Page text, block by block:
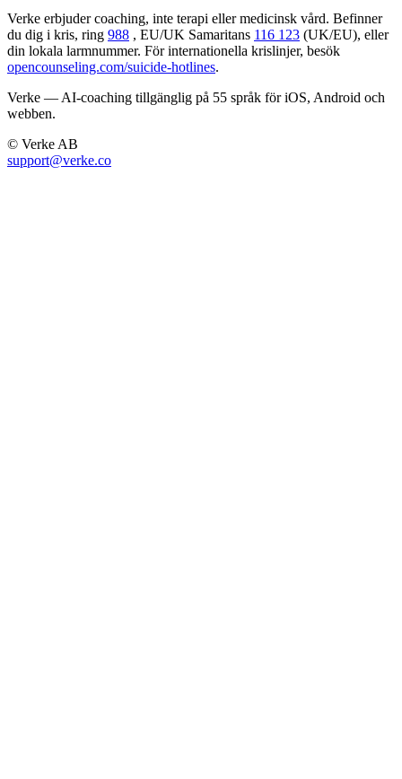
Verke erbjuder coaching, inte terapi eller medicinsk vård. Befinner
du dig i kris, ring 988 , EU/UK Samaritans 116 123 (UK/EU), eller
din lokala larmnummer. För internationella krislinjer, besök
opencounseling.com/suicide-hotlines.
Verke — AI-coaching tillgänglig på 55 språk för iOS, Android och
webben.
© Verke AB
support@verke.co